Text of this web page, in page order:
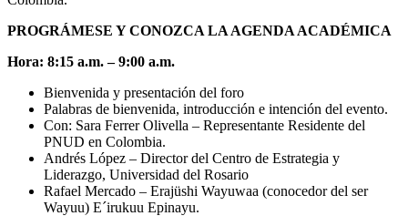
PROGRÁMESE Y CONOZCA LA AGENDA ACADÉMICA
Hora: 8:15 a.m. – 9:00 a.m.
Bienvenida y presentación del foro
Palabras de bienvenida, introducción e intención del evento.
Con: Sara Ferrer Olivella – Representante Residente del
PNUD en Colombia.
Andrés López – Director del Centro de Estrategia y
Liderazgo, Universidad del Rosario
Rafael Mercado – Erajüshi Wayuwaa (conocedor del ser
Wayuu) E´irukuu Epinayu.